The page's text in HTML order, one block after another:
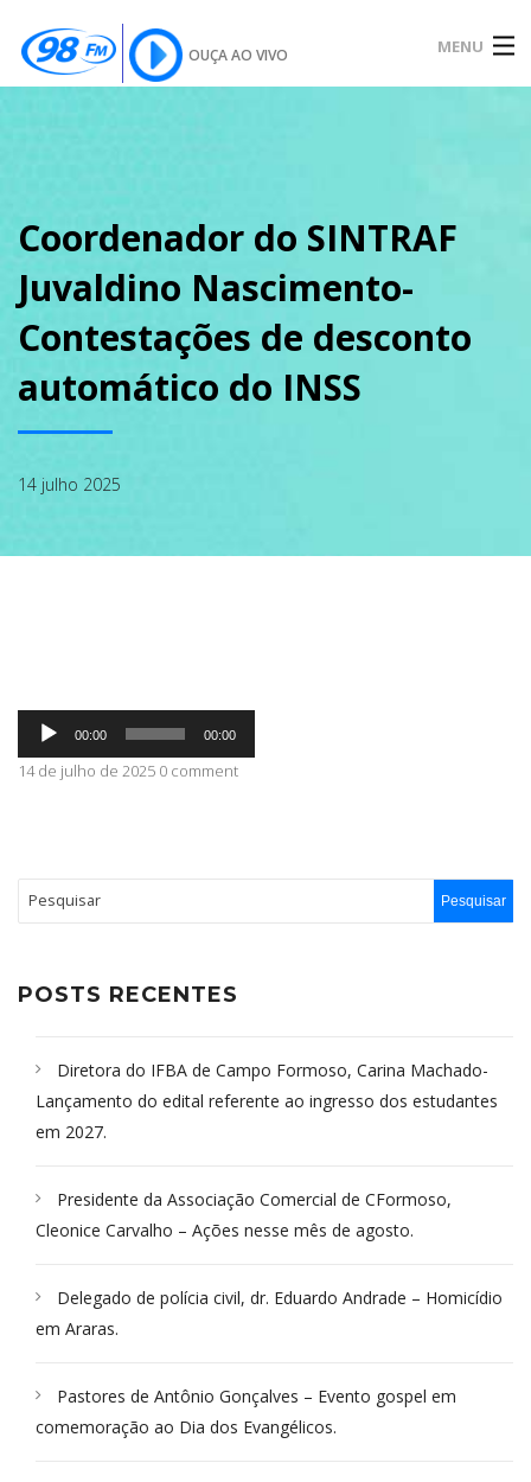
OUÇA AO VIVO MENU
SOBRE
NOTÍCIAS
PODCAST
GALERIA
Coordenador do SINTRAF
Juvaldino Nascimento-
Contestações de desconto
automático do INSS
14 julho 2025
Tocador
áudio
00:00 00:00
14 de julho de 2025 0 comment
POSTS RECENTES
Diretora do IFBA de Campo Formoso, Carina Machado-
Lançamento do edital referente ao ingresso dos estudantes
em 2027.
Presidente da Associação Comercial de CFormoso,
Cleonice Carvalho – Ações nesse mês de agosto.
Delegado de polícia civil, dr. Eduardo Andrade – Homicídio
em Araras.
Pastores de Antônio Gonçalves – Evento gospel em
comemoração ao Dia dos Evangélicos.